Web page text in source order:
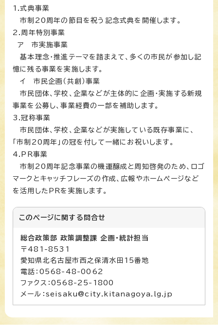
1.式典事業
市制20周年の節目を祝う記念式典を開催します。
2.周年特別事業
ア 市実施事業
基本理念・推進テーマを踏まえて、多くの市民が参加し記
憶に残る事業を実施します。
イ 市民企画（共創）事業
市民団体、学校、企業などが主体的に企画・実施する新規
事業を公募し、事業経費の一部を補助します。
3.冠称事業
市民団体、学校、企業などが実施している既存事業に、
「市制20周年」の冠を付して一緒にお祝いします。
4.PR事業
市制20周年記念事業の機運醸成と周知啓発のため、ロゴ
マークとキャッチフレーズの作成、広報やホームページなど
を活用したPRを実施します。
このページに関する 問合せ
総合政策部 政策調整課 企画・統計担当
〒481-8531
愛知県北名古屋市西之保清水田15番地
電話：0568-48-0062
ファクス：0568-25-1800
メール：seisaku@city.kitanagoya.lg.jp